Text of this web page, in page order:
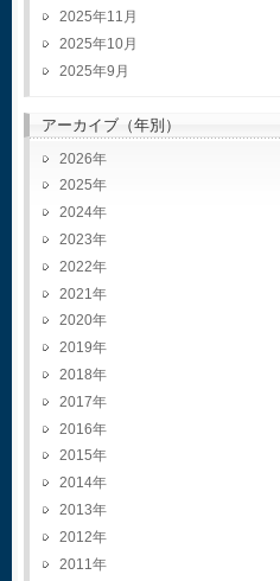
2025年11月
2025年10月
2025年9月
アーカイブ（年別）
2026
2025
2024
2023
2022
2021
2020
2019
2018
2017
2016
2015
2014
2013
2012
2011